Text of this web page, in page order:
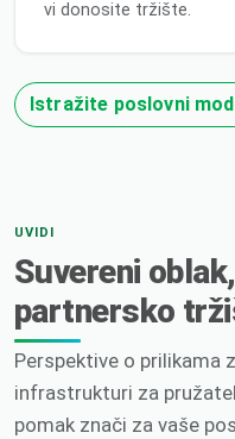
vi donosite tržište.
Istražite poslovni
UVIDI
Suvereni
partnersko
Perspektive o prilikama
infrastrukturi za
pomak znači za vaše